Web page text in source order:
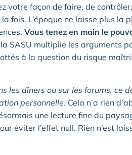
votre façon de faire, de
fois. L’époque ne laisse plus la
Vous tenez en main le
SASU multiplie les arguments
à la question du risque
les dîners ou sur les forums, ce
personnelle. Cela n’a rien
une lecture fine du
éviter l’effet null. Rien n’est